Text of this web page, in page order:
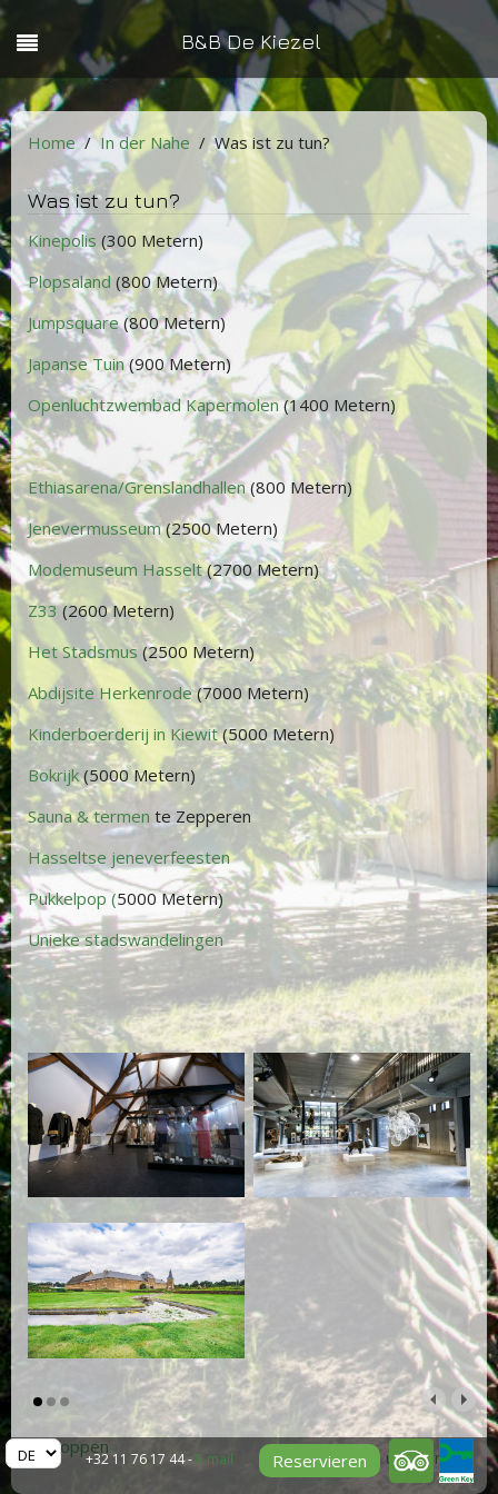
B&B De Kiezel
Home In der Nahe Was ist zu tun?
Was ist zu tun?
Kinepolis (300 Metern)
Plopsaland (800 Metern)
Jumpsquare(800 Metern)
Japanse Tuin(900 Metern)
Openluchtzwembad Kapermolen(1400 Metern)
Ethiasarena/Grenslandhallen(800 Metern)
Jenevermusseum(2500 Metern)
Modemuseum Hasselt(2700 Metern)
Z33(2600 Metern)
Het Stadsmus (2500 Metern)
Abdijsite Herkenrode(7000 Metern)
Kinderboerderij in Kiewit(5000 Metern)
Bokrijk(5000 Metern)
Sauna & termen te Zepperen
Hasseltse jeneverfeesten
Pukkelpop (5000 Metern)
Unieke stadswandelingen
>Essen und trinken
< Shoppen
+32 11 76 17 44 - E-mail Reservieren